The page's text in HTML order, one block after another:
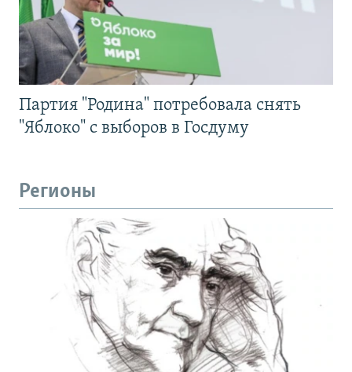
Партия "Родина" потребовала снять
"Яблоко" с выборов в Госдуму
Регионы